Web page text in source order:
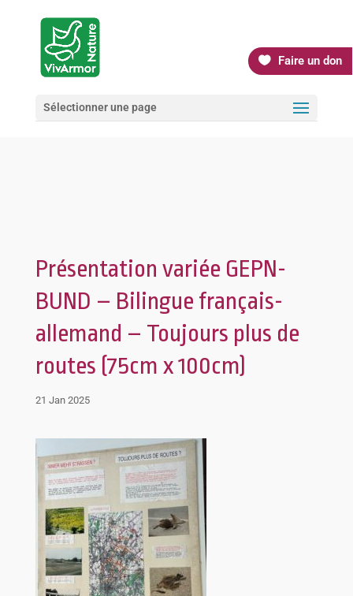
Faire un don
Sélectionner une page
Présentation variée GEPN-
BUND – Bilingue français-
allemand – Toujours plus de
routes (75cm x 100cm)
21 Jan 2025